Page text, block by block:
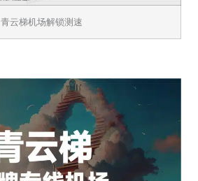
青云梯机场解锁测速